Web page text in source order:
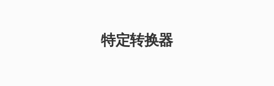
特定转换器